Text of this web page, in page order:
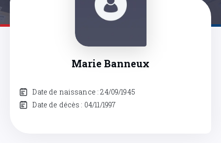
Marie Banneux
Date de naissance : 24/09/1945
Date de décès : 04/11/1997